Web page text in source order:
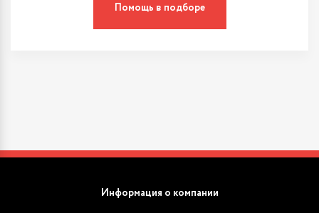
Помощь в подборе
Информация о компании